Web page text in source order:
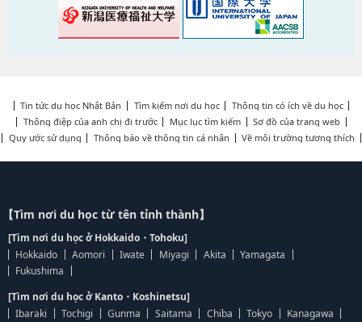
Tin tức du học Nhật Bản Tìm kiếm nơi du học
Thông tin có ích về du học
Thông điệp của anh chị đi trước
Mục lục tìm kiếm
Sơ đồ của trang web
Quy ước sử dụng
Thông báo về thông tin cá nhân Về môi trường tương thích
【Tìm nơi du học từ tên tỉnh thành】
[Tìm nơi du học ở Hokkaido・Tohoku]
Hokkaido
Aomori Iwate Miyagi Akita
Yamagata
Fukushima
[Tìm nơi du học ở Kanto・Koshinetsu]
Ibaraki
Tochigi Gunma Saitama Chiba Tokyo
Kanagawa